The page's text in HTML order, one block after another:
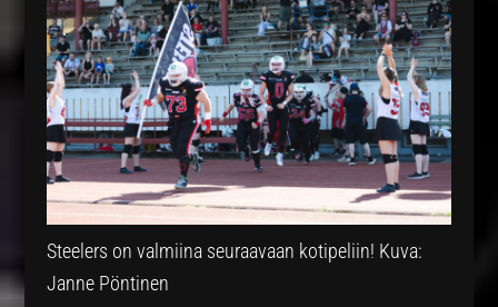
Steelers on valmiina seuraavaan kotipeliin! Kuva:
Janne Pöntinen